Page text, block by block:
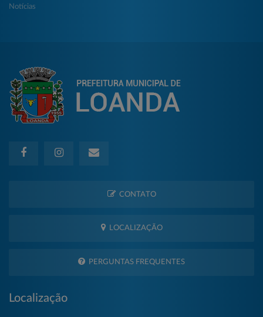
Notícias
CONTATO
LOCALIZAÇÃO
PERGUNTAS FREQUENTES
Localização